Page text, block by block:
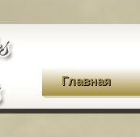
Главная